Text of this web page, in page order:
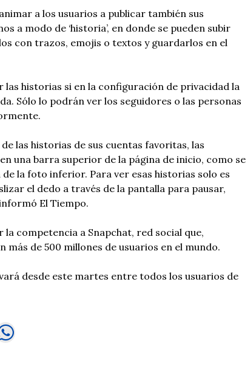
a los usuarios a publicar también sus
a modo de ‘historia’, en donde se pueden subir
con trazos, emojis o textos y guardarlos en el
las historias si en la configuración de privacidad la
Sólo lo podrán ver los seguidores o las personas
las historias de sus cuentas favoritas, las
una barra superior de la página de inicio, como se
la foto inferior. Para ver esas historias solo es
el dedo a través de la pantalla para pausar,
El Tiempo.
competencia a Snapchat, red social que,
más de 500 millones de usuarios en el mundo.
desde este martes entre todos los usuarios de